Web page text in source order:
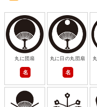
丸に団扇
名
丸に日の丸団扇
名